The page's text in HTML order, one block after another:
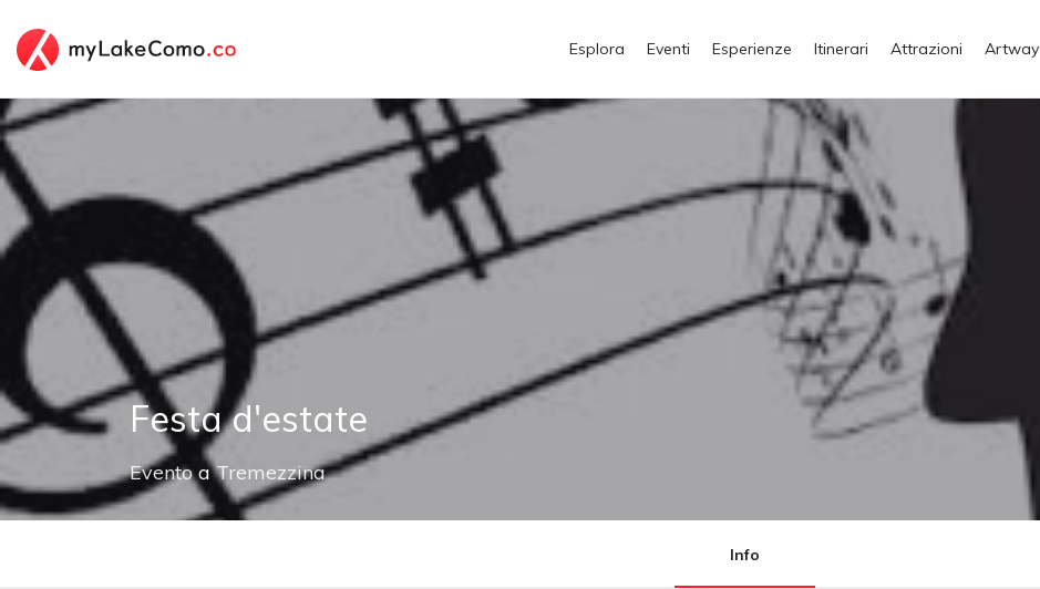
Esplora Eventi Esperienze Itinerari Attrazioni Artway
Festa d'estate
EventoaTremezzina
Info